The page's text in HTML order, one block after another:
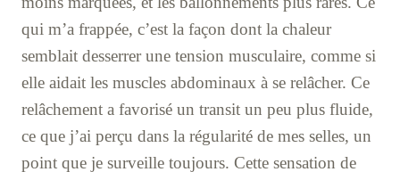
qui m’a frappée, c’est la façon dont la chaleur
semblait desserrer une tension musculaire, comme si
elle aidait les muscles abdominaux à se relâcher. Ce
relâchement a favorisé un transit un peu plus fluide,
ce que j’ai perçu dans la régularité de mes selles, un
point que je surveille toujours. Cette sensation de